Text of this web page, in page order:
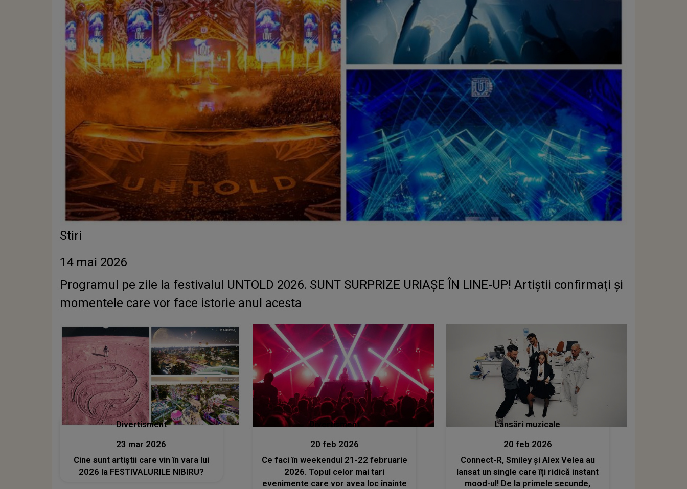
Stiri
14 mai 2026
Programul pe zile la festivalul UNTOLD 2026. SUNT SURPRIZE URIAȘE ÎN LINE-UP! Artiștii confirmați și
momentele care vor face istorie anul acesta
Divertisment
23 mar 2026
Cine sunt artiștii care vin în vara lui
2026 la FESTIVALURILE NIBIRU?
Divertisment
20 feb 2026
Ce faci în weekendul 21-22 februarie
2026. Topul celor mai tari
evenimente care vor avea loc înainte
Lansări muzicale
20 feb 2026
Connect-R, Smiley și Alex Velea au
lansat un single care îți ridică instant
mood-ul! De la primele secunde,